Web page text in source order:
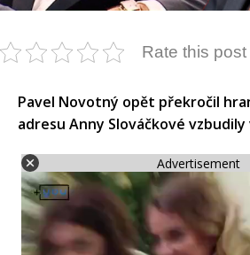
Rate this post
Pavel Novotný opět překročil
adresu Anny Slováčkové
Advertisement